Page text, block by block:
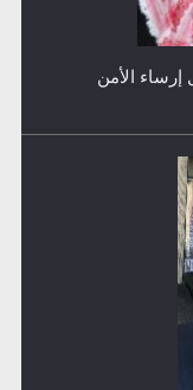
رأيٌ في لغة المسيح الموعود عليه السلام ..«3» نظرة في